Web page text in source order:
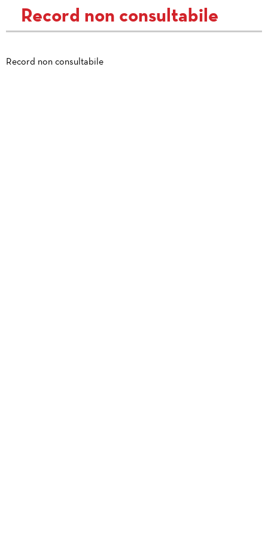
Record non consultabile
Record non consultabile